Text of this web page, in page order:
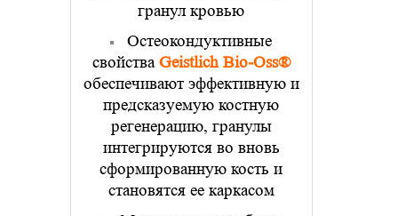
гранул кровью
Остеокондуктивные
свойстваGeistlich Bio-Oss®
обеспечивают эффективную и
предсказуемую костную
регенерацию, гранулы
интегрируются во вновь
сформированную кость и
становятся ее каркасом